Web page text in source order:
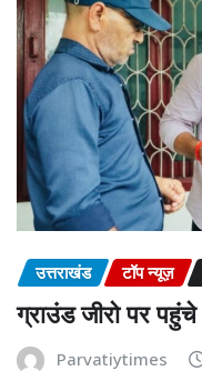
उत्तराखंड टॉप न्यूज़
ग्राउंड जीरो पर
Parvatiytimes